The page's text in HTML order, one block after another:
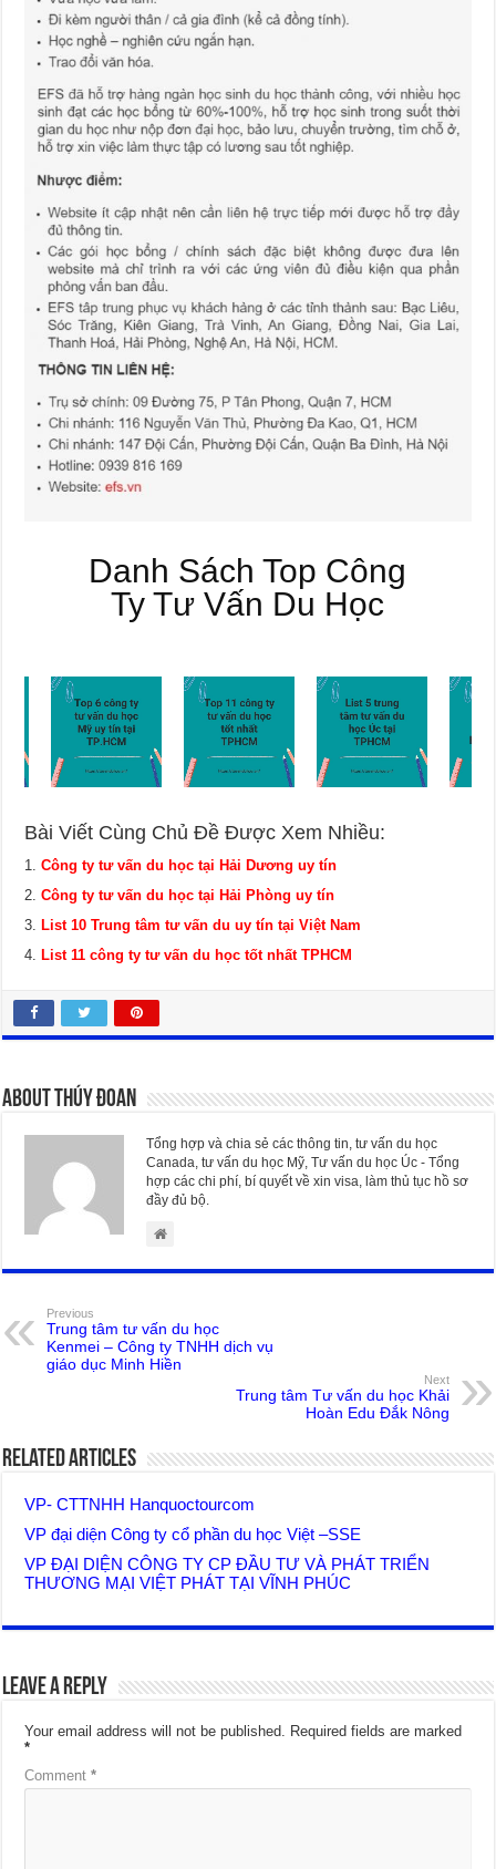
Danh Sách Top Công
Ty Tư Vấn Du Học
Bài Viết Cùng Chủ Đề Được Xem Nhiều:
Công ty tư vấn du học tại Hải Dương uy tín
Công ty tư vấn du học tại Hải Phòng uy tín
List 10 Trung tâm tư vấn du uy tín tại Việt Nam
List 11 công ty tư vấn du học tốt nhất TPHCM
About Thúy Đoan
Tổng hợp và chia sẻ các thông tin, tư vấn du học
Canada, tư vấn du học Mỹ, Tư vấn du học Úc - Tổng
hợp các chi phí, bí quyết về xin visa, làm thủ tục hồ sơ
đầy đủ bộ.
Previous
Trung tâm tư vấn du học
Kenmei – Công ty TNHH dịch vụ
giáo dục Minh Hiền
Next
Trung tâm Tư vấn du học Khải
Hoàn Edu Đắk Nông
Related Articles
VP- CTTNHH Hanquoctourcom
VP đại diện Công ty cổ phần du học Việt –SSE
VP ĐẠI DIỆN CÔNG TY CP ĐẦU TƯ VÀ PHÁT TRIỂN
THƯƠNG MẠI VIỆT PHÁT TẠI VĨNH PHÚC
Leave a Reply
Your email address will not be published. Required fields are marked
*
Comment*